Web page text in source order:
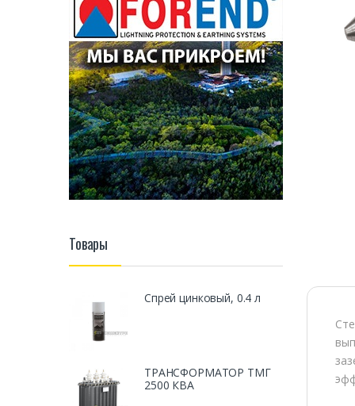
Товары
Спрей цинковый, 0.4 л
ТРАНСФОРМАТОР ТМГ
2500 КВА